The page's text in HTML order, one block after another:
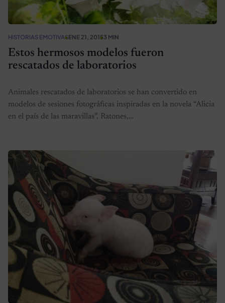
HISTORIAS EMOTIVASENE 21, 20153 MIN
Estos hermosos modelos fueron
rescatados de laboratorios
Animales rescatados de laboratorios se han convertido en
modelos de sesiones fotográficas inspiradas en la novela “Alicia
en el país de las maravillas”. Ratones,…